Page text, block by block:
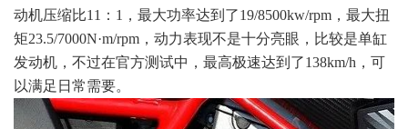
动机压缩比11：1，最大功率达到了19/8500kw/rpm，最大扭
矩23.5/7000N·m/rpm，动力表现不是十分亮眼，比较是单缸
发动机，不过在官方测试中，最高极速达到了138km/h，可
以满足日常需要。